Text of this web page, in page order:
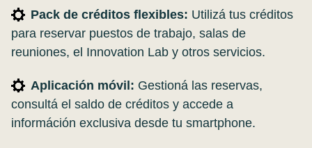
Pack de créditos flexibles: Utilizá tus créditos
para reservar puestos de trabajo, salas de
reuniones, el Innovation Lab y otros servicios.
Aplicación móvil: Gestioná las reservas,
consultá el saldo de créditos y accede a
információn exclusiva desde tu smartphone.